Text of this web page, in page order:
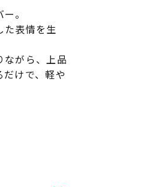
。
た表情を生
ながら、上品
けで、軽や